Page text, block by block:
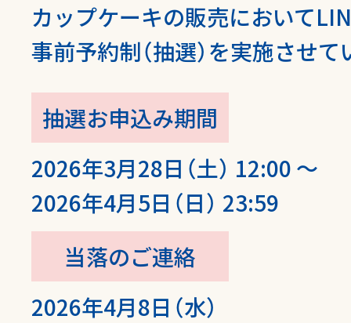
カップケーキの販売において
事前予約制（抽選）を実施させ
抽選お申込み期間
2026年3月28日（土） 12:00 ～
2026年4月5日（日） 23:59
当落のご連絡
2026年4月8日（水）